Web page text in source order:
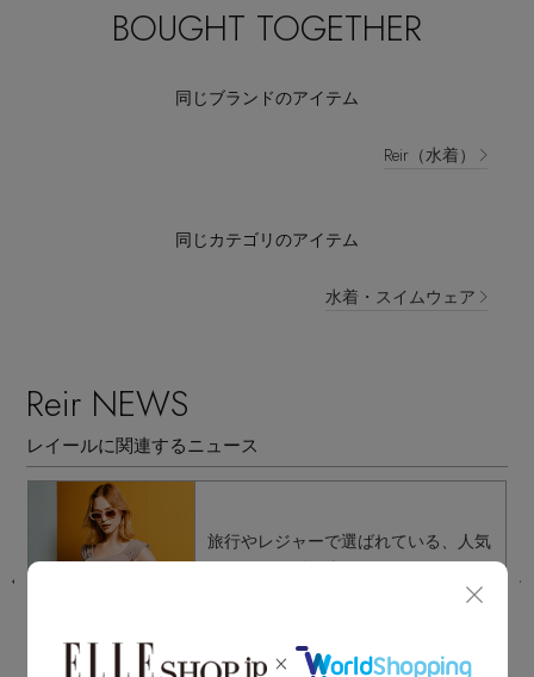
BOUGHT TOGETHER
同じブランドのアイテム
Reir（水着）
同じカテゴリのアイテム
水着・スイムウェア
Reir NEWS
レイールに関連するニュース
旅行やレジャーで選ばれている、人気
スイムウェアTOP 3